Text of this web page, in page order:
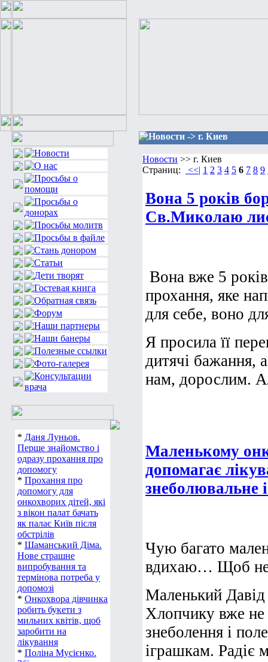
* Даня Луньов.
Перше знайомство і
одразу прохання про
допомогу
* Прохання про
допомогу для
онкохворих дітей, які
з вікон палат бачать
як палає Київ після
обстрілів
* Шаманський Діма.
Нове страшне
випробування та
термінова потреба у
допомозі
* Онкохвора дівчинка
робить букети з
мильних квітів, щоб
заробити на
лікування
* Поліна Мусієнко.
Новости -> г. Киев
Новости >> г. Киев
Страниц:
<<| 1 2 3 4 5 6 7 8 9
Вона 5 років
Св.Миколаю
Вона вже 5
прохання, яке
для себе, воно
Я просила її
дитячі бажання,
нам, дорослим.
Маленькому
допомагає
знеболювальне
Чую багато
вдихаю… Щоб не
Маленький
Хлопчику вже
знеболення і
іграшкам. Радіє